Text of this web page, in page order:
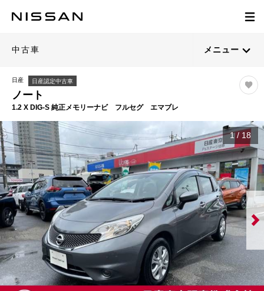
中古車 メニュー
日産 日産認定中古車
ノート
1.2 X DIG-S 純正メモリーナビ フルセグ エマブレ
1/ 18